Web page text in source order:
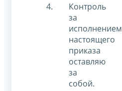
Контроль
за
исполнением
настоящего
приказа
оставляю
за
собой.